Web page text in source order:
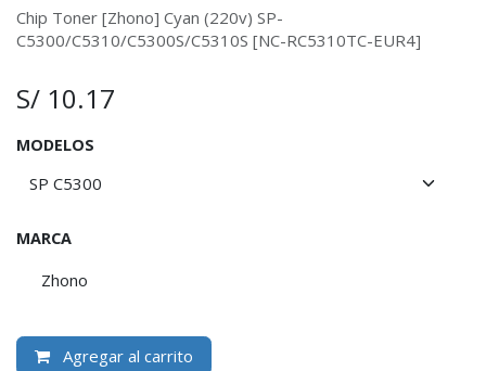
Chip Toner [Zhono] Cyan (220v) SP-
C5300/C5310/C5300S/C5310S [NC-RC5310TC-EUR4]
S/ 10.17
MODELOS
MARCA
Zhono
Agregar al carrito